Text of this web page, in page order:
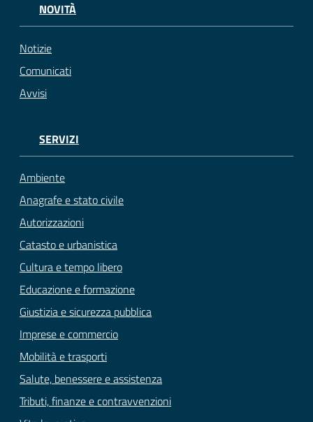
NOVITÀ
Notizie
Comunicati
Avvisi
SERVIZI
Ambiente
Anagrafe e stato civile
Autorizzazioni
Catasto e urbanistica
Cultura e tempo libero
Educazione e formazione
Giustizia e sicurezza pubblica
Imprese e commercio
Mobilità e trasporti
Salute, benessere e assistenza
Tributi, finanze e contravvenzioni